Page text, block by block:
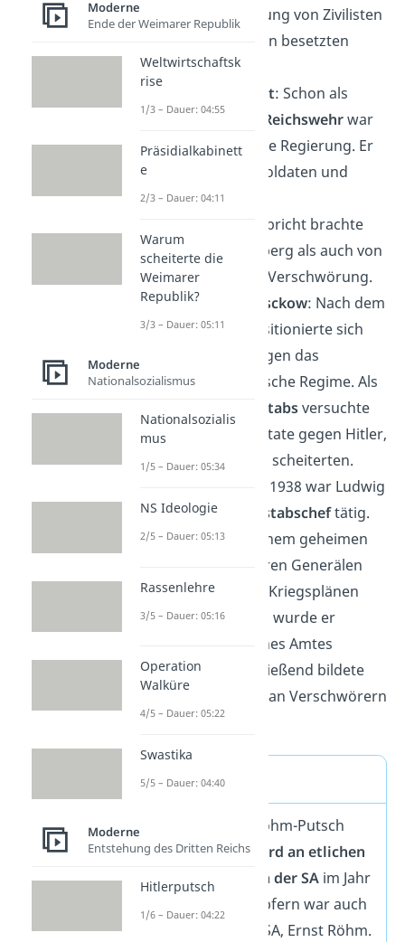
bessere Behandlung von Zivilisten
und Zivilistinnen in besetzten
Gebieten ein.
Friedrich Olbricht: Schon als
Hauptmann der Reichswehrwar
Olbricht gegen die Regierung. Er
schützte einige Soldaten und
Offiziere vor
Olbricht brachte
sowohl Stauffenberg als auch von
Quirnheim in die Verschwörung.
Henning von Tresckow: Nach dem
Röhm-Putsch positionierte sich
von Tresckow gegen das
nationalsozialistische Regime. Als
Teil des Generalstabsversuchte
er mehrere Attentate gegen Hitler,
die allerdings alle scheiterten.
: Bis 1938 war Ludwig
Beck alsGeneralstabscheftätig.
Nachdem er in einem geheimen
Treffen mit anderen Generälen
Hitler von seinen Kriegsplänen
abbringen wollte, wurde er
verraten und seines Amtes
entzogen. Anschließend bildete
sich eine Gruppe an Verschwörern
um ihn.
Röhm-Putsch
Der sogenannte Röhm-Putsch
bezeichnet denMord an etlichen
Führungspersonen der SAim Jahr
1934. Unter den Opfern war auch
der Stabschef der SA, Ernst Röhm.
Moderne
Ende der Weimarer Republik
Weltwirtschaftsk
rise
1/3 – Dauer: 04:55
Präsidialkabinett
e
2/3 – Dauer: 04:11
Warum
scheiterte die
Weimarer
Republik?
3/3 – Dauer: 05:11
Moderne
Nationalsozialismus
Nationalsozialis
mus
1/5 – Dauer: 05:34
NS Ideologie
2/5 – Dauer: 05:13
Rassenlehre
3/5 – Dauer: 05:16
Operation
Walküre
4/5 – Dauer: 05:22
Swastika
5/5 – Dauer: 04:40
Moderne
Entstehung des Dritten Reichs
Hitlerputsch
1/6 – Dauer: 04:22